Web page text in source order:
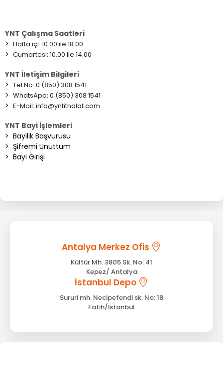
YNT Çalışma Saatleri
> Hafta içi: 10.00 ile 18.00
> Cumartesi: 10.00 ile 14.00
YNT İletişim Bilgileri
> Tel No: 0 (850) 308 1541
> WhatsApp: 0 (850) 308 1541
> E-Mail: info@yntithalat.com
YNT Bayi İşlemleri
> Bayilik Başvurusu
> Şifremi Unuttum
> Bayi Girişi
Antalya Merkez Ofis
Kültür Mh. 3805 Sk. No: 41
Kepez/ Antalya
İstanbul Depo
Sururi mh. Necipefendi sk. No: 18
Fatih/İstanbul